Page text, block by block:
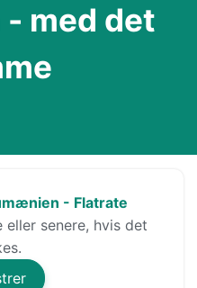
med det
- Flatrate
senere, hvis det